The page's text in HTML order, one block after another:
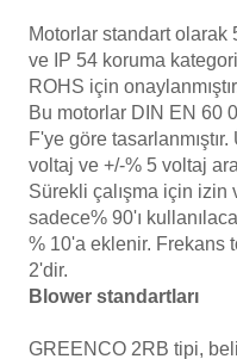
Motorlar standart olarak
ve IP 54 koruma
ROHS için
Bu motorlar DIN EN 60
F'ye göre
voltaj ve +/-% 5 voltaj
Sürekli çalışma için izin
sadece% 90'ı
% 10'a eklenir. Frekans
2'dir.
Blower standartları
GREENCO 2RB tipi,